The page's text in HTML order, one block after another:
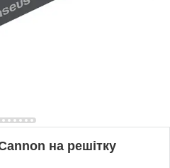
на решітку